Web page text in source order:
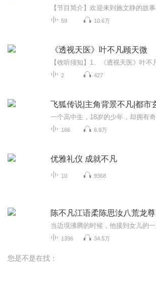
59 10.6万
《透视天医》叶不凡顾天微
2 427
166 6.9万
优雅礼仪 成就不凡
10 9368
陈不凡江语柔陈思汝八荒龙尊
1396 34.5万
您是不是在找：